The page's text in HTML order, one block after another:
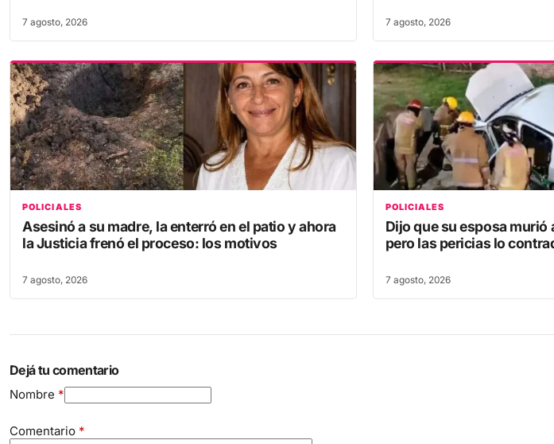
7 agosto, 2026 7 agosto, 2026
POLICIALES
Asesinó a su madre, la enterró en el patio y ahora
la Justicia frenó el proceso: los motivos
7 agosto, 2026
POLICIALES
Dijo que su esposa murió
pero las pericias lo
7 agosto, 2026
Dejá tu comentario
Nombre *
Comentario *